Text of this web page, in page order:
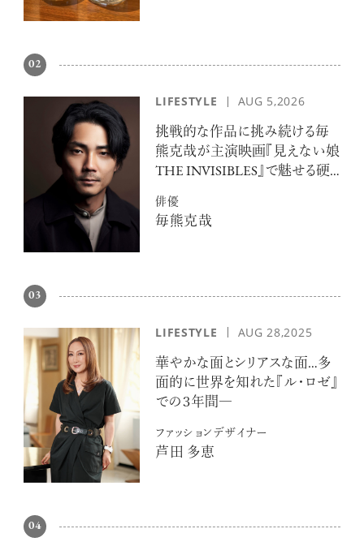
02
LIFESTYLE AUG 5,2026
挑戦的な作品に挑み続ける毎
熊克哉が主演映画『見えない娘
THE INVISIBLES』で魅せる硬
俳優
毎熊克哉
03
LIFESTYLE AUG 28,2025
華やかな面とシリアスな面…多
面的に世界を知れた『ル・ロゼ』
での３年間―
ファッションデザイナー
芦田 多恵
04